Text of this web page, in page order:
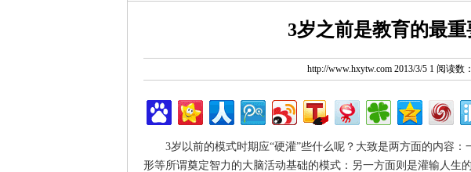
3岁之前是教育的最重
http://www.hxytw.com 2013/3/5 1 阅读数
3岁以前的模式时期应“硬灌”些什么呢？大致是两方面的内容：
形等所谓奠定智力的大脑活动基础的模式：另一方面则是灌输人生